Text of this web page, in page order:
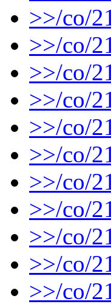
>>/co/
>>/co/
>>/co/
>>/co/
>>/co/
>>/co/
>>/co/
>>/co/
>>/co/
>>/co/
>>/co/